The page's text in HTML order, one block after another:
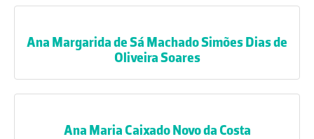
Ana Margarida de Sá Machado Simões Dias de
Oliveira Soares
Ana Maria Caixado Novo da Costa